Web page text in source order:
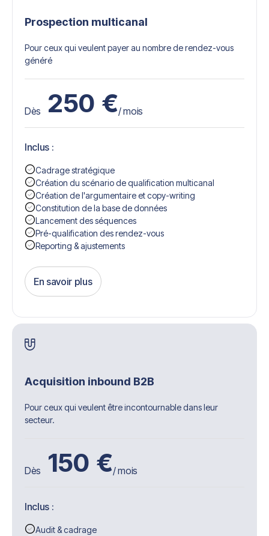
Prospection multicanal
Pour ceux qui veulent payer au nombre de rendez-vous
généré
Dès 250 €/ mois
Inclus :
Cadrage stratégique
Création du scénario de qualification multicanal
Création de l'argumentaire et copy-writing
Constitution de la base de données
Lancement des séquences
Pré-qualification des rendez-vous
Reporting & ajustements
En savoir plus
Get Started
Acquisition inbound B2B
Pour ceux qui veulent être incontournable dans leur
secteur.
Dès 150 €/ mois
Inclus :
Audit & cadrage